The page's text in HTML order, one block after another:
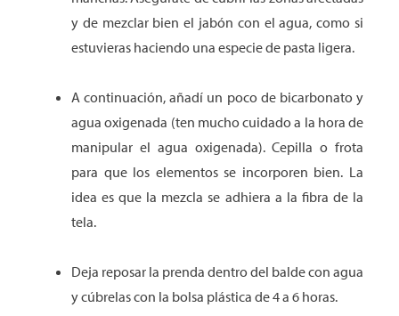
y de mezclar bien el jabón con el agua, como si
estuvieras haciendo una especie de pasta ligera.
A continuación, añadí un poco de bicarbonato y
agua oxigenada (ten mucho cuidado a la hora de
manipular el agua oxigenada). Cepilla o frota
para que los elementos se incorporen bien. La
idea es que la mezcla se adhiera a la fibra de la
tela.
Deja reposar la prenda dentro del balde con agua
y cúbrelas con la bolsa plástica de 4 a 6 horas.